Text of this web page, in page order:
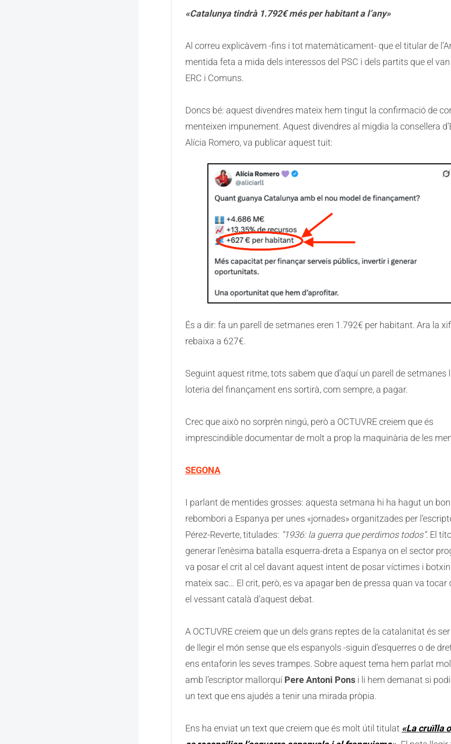
«Catalunya tindrà 1.792€ més per habitant a l’any»
Al correu explicàvem -fins i tot matemàticament- que el titular de
mentida feta a mida dels interessos del PSC i dels partits que el
ERC i Comuns.
Doncs bé: aquest divendres mateix hem tingut la confirmació de
menteixen impunement. Aquest divendres al migdia la consellera
Alícia Romero, va publicar aquest tuit:
És a dir: fa un parell de setmanes eren 1.792€ per habitant. Ara la
rebaixa a 627€.
Seguint aquest ritme, tots sabem que d’aquí un parell de setmanes
loteria del finançament ens sortirà, com sempre, a pagar.
Crec que això no sorprèn ningú, però a OCTUVRE creiem que és
imprescindible documentar de molt a prop la maquinària de les
SEGONA
I parlant de mentides grosses: aquesta setmana hi ha hagut un bon
rebombori a Espanya per unes «jornades» organitzades per
Pérez-Reverte, titulades: “1936: la guerra que perdimos todos”. El
generar l’enèsima batalla esquerra-dreta a Espanya on el sector
va posar el crit al cel davant aquest intent de posar víctimes i
mateix sac… El crit, però, es va apagar ben de pressa quan va tocar
el vessant català d’aquest debat.
A OCTUVRE creiem que un dels grans reptes de la catalanitat és
de llegir el món sense que els espanyols -siguin d’esquerres o de
ens entaforin les seves trampes. Sobre aquest tema hem parlat
amb l’escriptor mallorquí Pere Antoni Pons i li hem demanat si
un text que ens ajudés a tenir una mirada pròpia.
Ens ha enviat un text que creiem que és molt útil titulat «La cruïlla